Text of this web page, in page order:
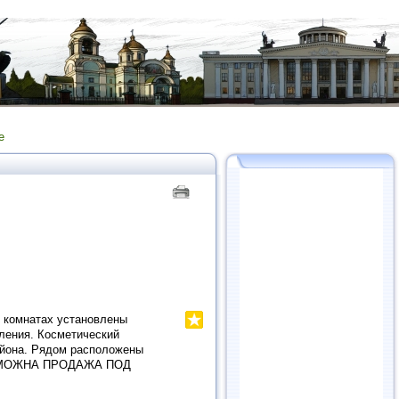
установлены
Косметический
Рядом расположены
ПРОДАЖА ПОД